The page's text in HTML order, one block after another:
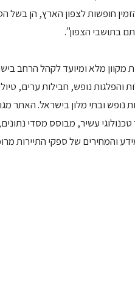
חופשות לצפון הארץ, הן
בתושבי הצפון".
מקוון מלא ומיועד לקהל הרחב
והפלגות נופש, חבילות ערים,
נופש ובתי מלון בישראל. האתר
עשיר, מבוסס מסדי
והמחירים של ספקי התיירות